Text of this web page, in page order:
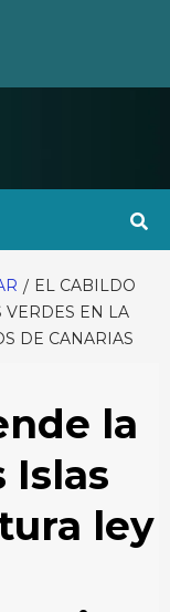
EL CABILDO
VERDES EN LA
DE CANARIAS
la
Islas
ley